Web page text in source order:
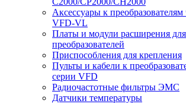
Аксессуары к преобразователям
VFD-VL
Платы и модули расширения
преобразователей
Приспособления для крепления
Пульты и кабели к
серии VFD
Радиочастотные фильтры ЭМС
Датчики температуры